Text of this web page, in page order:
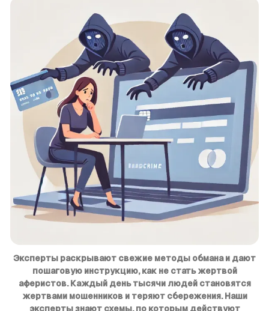
Эксперты раскрывают свежие методы обмана и дают
пошаговую инструкцию, как не стать жертвой
аферистов. Каждый день тысячи людей становятся
жертвами мошенников и теряют сбережения. Наши
эксперты знают схемы, по которым действуют